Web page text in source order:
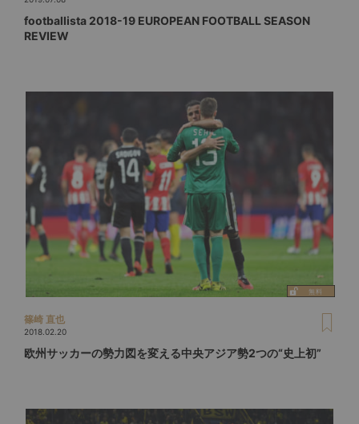
footballista 2018-19 EUROPEAN FOOTBALL SEASON
REVIEW
篠崎 直也
2018.02.20
欧州サッカーの勢力図を変える中央アジア勢2つの“史上初”